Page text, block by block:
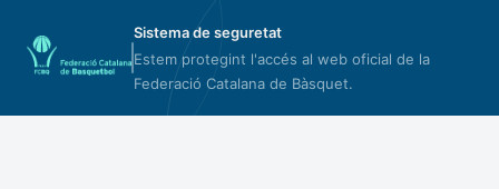
Sistema de seguretat
Estem protegint l'accés al web oficial de la
Federació Catalana de Bàsquet.